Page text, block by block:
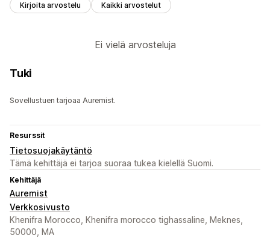
Kirjoita arvostelu Kaikki arvostelut
Ei vielä arvosteluja
Tuki
Sovellustuen tarjoaa Auremist.
Resurssit
Tietosuojakäytäntö
Tämä kehittäjä ei tarjoa suoraa tukea kielellä Suomi.
Kehittäjä
Auremist
Verkkosivusto
Khenifra Morocco, Khenifra morocco tighassaline, Meknes,
50000, MA